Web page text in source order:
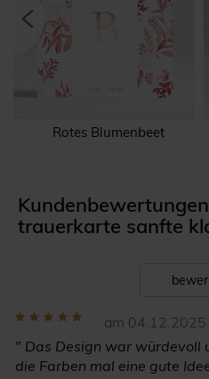
Rotes Blumenbeet
trauerkarte sanfte
am 04.12.2025
" Das Design war würdevoll
die Farben mal eine gute